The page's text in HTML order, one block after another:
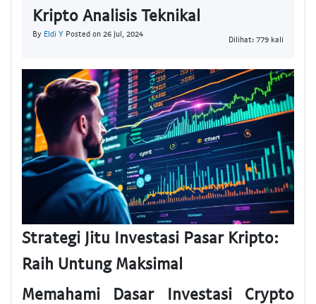
Kripto Analisis Teknikal
By Eldi Y Posted on 26 Jul, 2024
Dilihat: 779 kali
Strategi Jitu Investasi Pasar Kripto:
Raih Untung Maksimal
Memahami Dasar Investasi Crypto